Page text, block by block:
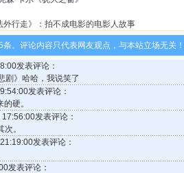
外行走》：拍不成电影的电影人故事
条。评论内容只代表网友观点，与本站立场无关！
发表评论：
剧》哈哈，我说笑了
发表评论：
硬。
发表评论：
。
发表评论：
发表评论：